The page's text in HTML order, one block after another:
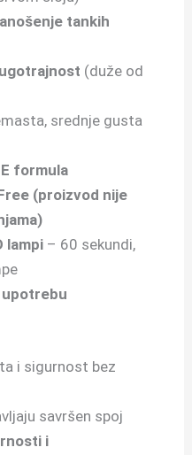
tankih
(duže od
srednje gusta
formula
(proizvod nije
lampi – 60 sekundi,
i sigurnost bez
savršen spoj
i